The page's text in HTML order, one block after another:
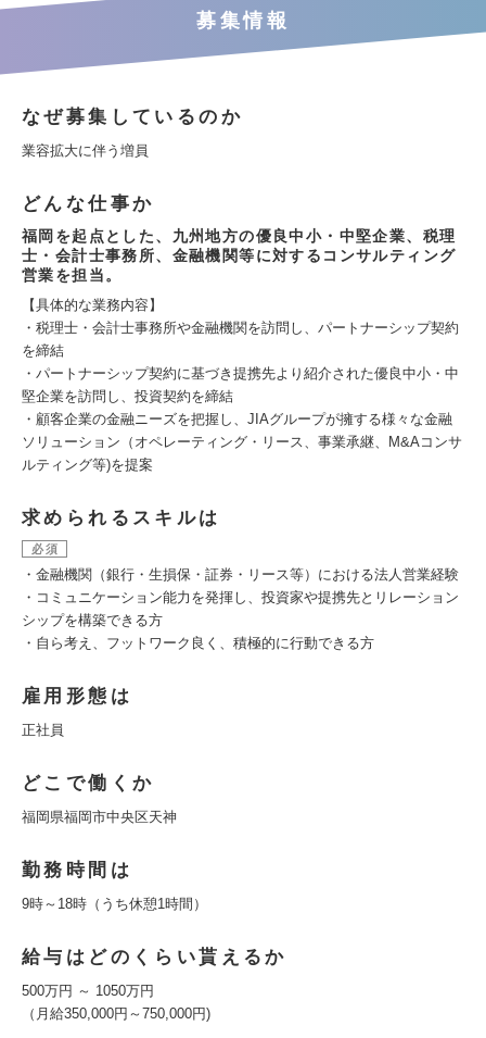
募集情報
なぜ募集しているのか
業容拡大に伴う増員
どんな仕事か
福岡を起点とした、九州地方の優良中小・中堅企業、税理
士・会計士事務所、金融機関等に対するコンサルティング
営業を担当。
【具体的な業務内容】
・税理士・会計士事務所や金融機関を訪問し、パートナーシップ契約
を締結
・パートナーシップ契約に基づき提携先より紹介された優良中小・中
堅企業を訪問し、投資契約を締結
・顧客企業の金融ニーズを把握し、JIAグループが擁する様々な金融
ソリューション（オペレーティング・リース、事業承継、M&Aコンサ
ルティング等)を提案
求められるスキルは
必須
・金融機関（銀行・生損保・証券・リース等）における法人営業経験
・コミュニケーション能力を発揮し、投資家や提携先とリレーション
シップを構築できる方
・自ら考え、フットワーク良く、積極的に行動できる方
雇用形態は
正社員
どこで働くか
福岡県福岡市中央区天神
勤務時間は
9時～18時（うち休憩1時間）
給与はどのくらい貰えるか
500万円 ～ 1050万円
（月給350,000円～750,000円)